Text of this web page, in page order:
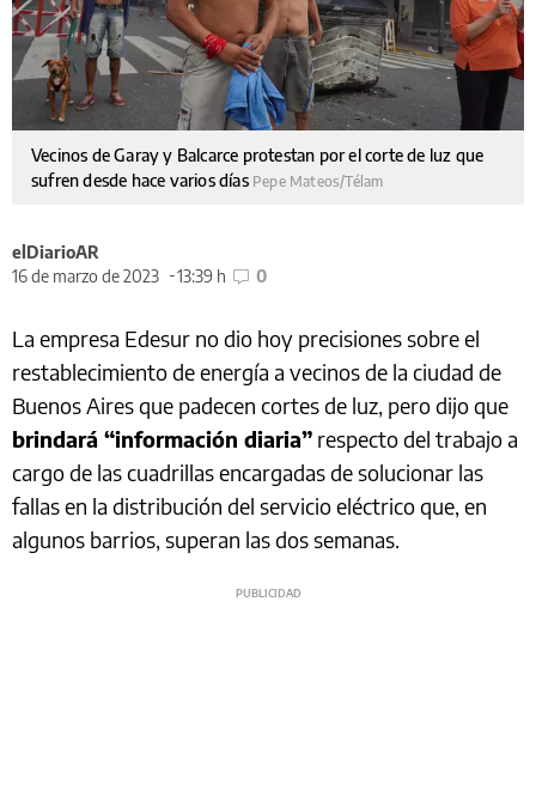
Vecinos de Garay y Balcarce protestan por el corte de luz que
sufren desde hace varios días Pepe Mateos/Télam
elDiarioAR
16 de marzo de 2023
13:39 h 0
La empresa Edesur no dio hoy precisiones sobre el
restablecimiento de energía a vecinos de la ciudad de
Buenos Aires que padecen cortes de luz, pero dijo que
brindará “información diaria” respecto del trabajo a
cargo de las cuadrillas encargadas de solucionar las
fallas en la distribución del servicio eléctrico que, en
algunos barrios, superan las dos semanas.